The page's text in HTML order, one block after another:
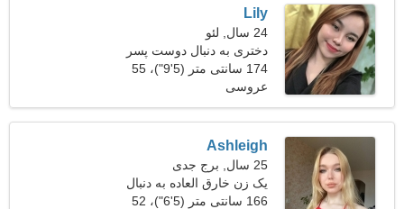
Lily
24 سال, لئو
دختری به دنبال دوست پسر
27-33
174 سانتی متر (5'9")، 55
کیلوگرم (121 پوند)
عروسی
Ashleigh
25 سال, برج جدی
یک زن خارق العاده به دنبال
دوستان است
166 سانتی متر (5'6")، 52